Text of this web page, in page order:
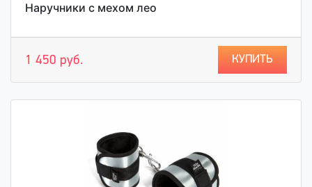
Наручники с мехом лео
1 450 руб. КУПИТЬ